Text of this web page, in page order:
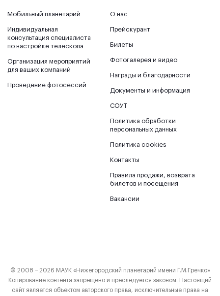
Мобильный планетарий
Индивидуальная
консультация специалиста
по настройке телескопа
Организация мероприятий
для ваших компаний
Проведение фотосессий
О нас
Прейскурант
Билеты
Фотогалерея и видео
Награды и благодарности
Документы и информация
СОУТ
Политика обработки
персональных данных
Политика cookies
Контакты
Правила продажи, возврата
билетов и посещения
Вакансии
© 2008 − 2026 МАУК «Нижегородский планетарий имени Г.М.Гречко»
Копирование контента запрещено и преследуется законом. Настоящий
сайт является объектом авторского права, исключительные права на